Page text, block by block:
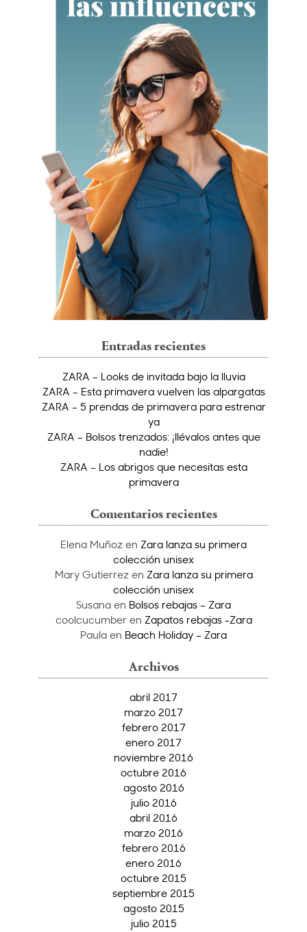
Entradas recientes
ZARA – Looks de invitada bajo la lluvia
ZARA – Esta primavera vuelven las alpargatas
ZARA – 5 prendas de primavera para estrenar
ya
ZARA – Bolsos trenzados: ¡llévalos antes que
nadie!
ZARA – Los abrigos que necesitas esta
primavera
Comentarios recientes
Elena Muñoz en Zara lanza su primera
colección unisex
Mary Gutierrezen Zara lanza su primera
colección unisex
Susana en Bolsos rebajas – Zara
coolcucumberen Zapatos rebajas -Zara
Paula en Beach Holiday – Zara
Archivos
abril 2017
marzo 2017
febrero 2017
enero 2017
noviembre 2016
octubre 2016
agosto 2016
julio 2016
abril 2016
marzo 2016
febrero 2016
enero 2016
octubre 2015
septiembre 2015
agosto 2015
julio 2015